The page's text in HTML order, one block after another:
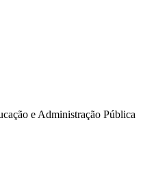
e Administração Pública